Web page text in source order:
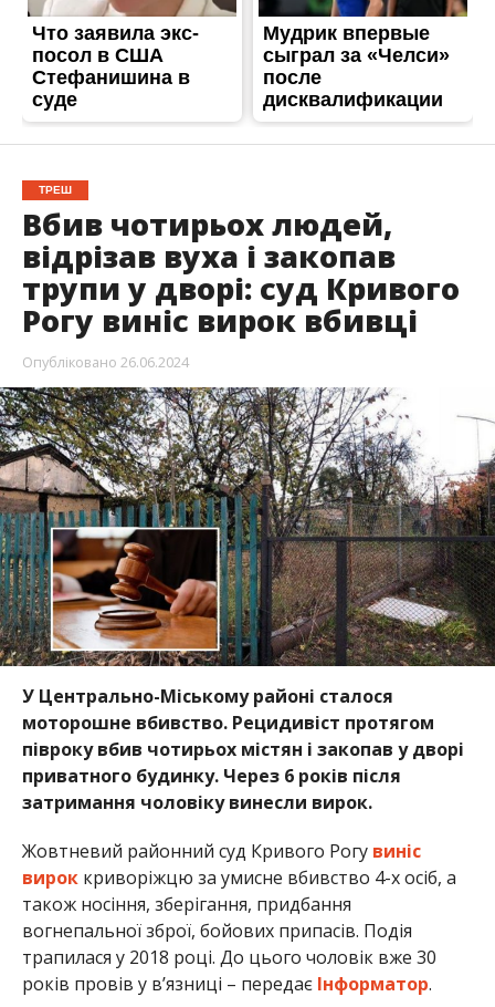
ТРЕШ
Вбив чотирьох людей,
відрізав вуха і закопав
трупи у дворі: суд Кривого
Рогу виніс вирок вбивці
Опубліковано 26.06.2024
У Центрально-Міському районі сталося
моторошне вбивство. Рецидивіст протягом
півроку вбив чотирьох містян і закопав у дворі
приватного будинку. Через 6 років після
затримання чоловіку винесли вирок.
Жовтневий районний суд Кривого Рогу виніс
вироккриворіжцю за умисне вбивство 4-х осіб, а
також носіння, зберігання, придбання
вогнепальної зброї, бойових припасів. Подія
трапилася у 2018 році. До цього чоловік вже 30
років провів у в’язниці – передає Інформатор.